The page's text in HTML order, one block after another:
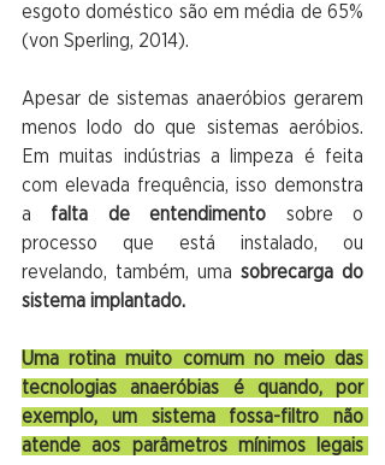
esgoto doméstico são em média de 65%
(von Sperling, 2014).
Apesar de sistemas anaeróbios gerarem
menos lodo do que sistemas aeróbios.
Em muitas indústrias a limpeza é feita
com elevada frequência, isso demonstra
a falta de entendimento sobre o
processo que está instalado, ou
revelando, também, uma sobrecarga do
sistema implantado.
Uma rotina muito comum no meio das
tecnologias anaeróbias é quando, por
exemplo, um sistema fossa-filtro não
atende aos parâmetros mínimos legais